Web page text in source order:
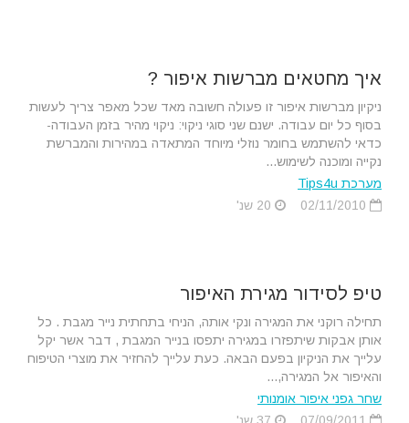
איך מחטאים מברשות איפור ?
ניקיון מברשות איפור זו פעולה חשובה מאד שכל מאפר צריך לעשות
בסוף כל יום עבודה. ישנם שני סוגי ניקוי: ניקוי מהיר בזמן העבודה­
כדאי להשתמש בחומר נוזלי מיוחד המתאדה במהירות והמברשת
נקייה ומוכנה לשימוש...
מערכת Tips4u
טיפ לסידור מגירת האיפור
תחילה רוקני את המגירה ונקי אותה, הניחי בתחתית נייר מגבת . כל
אותן אבקות שיתפזרו במגירה יתפסו בנייר המגבת , דבר אשר יקל
עלייך את הניקיון בפעם הבאה. כעת עלייך להחזיר את מוצרי הטיפוח
והאיפור אל המגירה,...
שחר גפני איפור אומנותי